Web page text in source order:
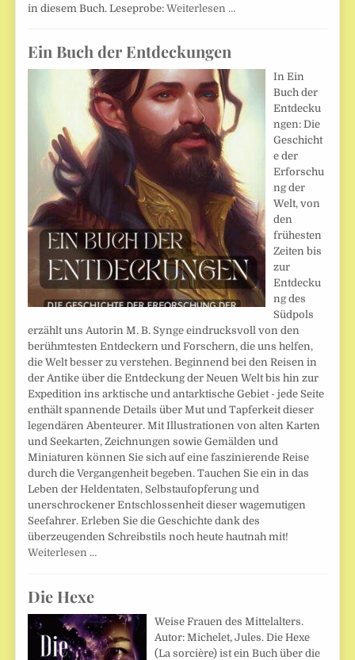
in diesem Buch. Leseprobe:Weiterlesen …
Ein Buch der Entdeckungen
In Ein
Buch der
Entdecku
ngen: Die
Geschicht
e der
Erforschu
ng der
Welt, von
den
frühesten
Zeiten bis
zur
Entdecku
ng des
Südpols
erzählt uns Autorin M. B. Synge eindrucksvoll von den
berühmtesten Entdeckern und Forschern, die uns helfen,
die Welt besser zu verstehen. Beginnend bei den Reisen in
der Antike über die Entdeckung der Neuen Welt bis hin zur
Expedition ins arktische und antarktische Gebiet - jede Seite
enthält spannende Details über Mut und Tapferkeit dieser
legendären Abenteurer. Mit Illustrationen von alten Karten
und Seekarten, Zeichnungen sowie Gemälden und
Miniaturen können Sie sich auf eine faszinierende Reise
durch die Vergangenheit begeben. Tauchen Sie ein in das
Leben der Heldentaten, Selbstaufopferung und
unerschrockener Entschlossenheit dieser wagemutigen
Seefahrer. Erleben Sie die Geschichte dank des
überzeugenden Schreibstils noch heute hautnah mit!
Weiterlesen …
Die Hexe
Weise Frauen des Mittelalters.
Autor: Michelet, Jules. Die Hexe
(La sorcière) ist ein Buch über die